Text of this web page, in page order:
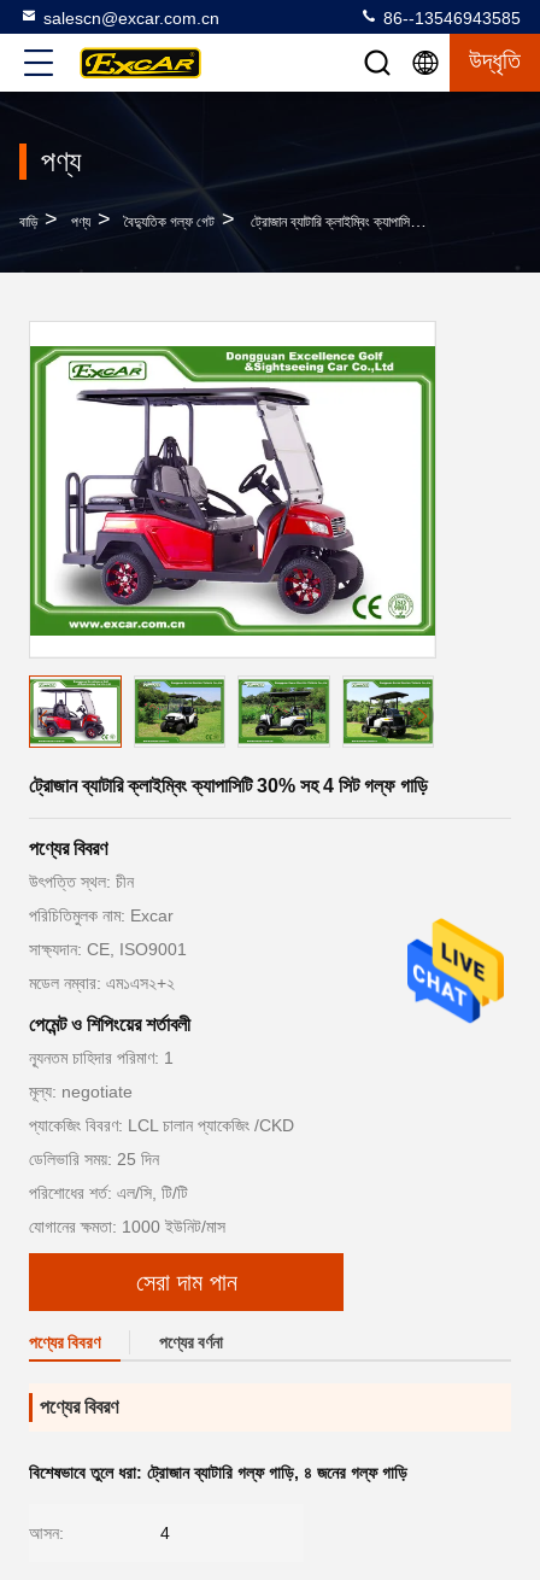
salescn@excar.com.cn 86--13546943585
উদ্ধৃতি
পণ্য
বাড়ি > পণ্য > বৈদ্যুতিক গল্ফ গেট > ট্রোজান ব্যাটারি ক্লাইম্বিং ক্যাপাসিটি 30% সহ 4 সিট গল্ফ গাড়ি
ট্রোজান ব্যাটারি ক্লাইম্বিং ক্যাপাসিটি 30% সহ 4 সিট গল্ফ গাড়ি
পণ্যের বিবরণ
উৎপত্তি স্থল: চীন
পরিচিতিমুলক নাম: Excar
সাক্ষ্যদান: CE, ISO9001
মডেল নম্বার: এম১এস২+২
পেমেন্ট ও শিপিংয়ের শর্তাবলী
ন্যূনতম চাহিদার পরিমাণ: 1
মূল্য: negotiate
প্যাকেজিং বিবরণ: LCL চালান প্যাকেজিং /CKD
ডেলিভারি সময়: 25 দিন
পরিশোধের শর্ত: এল/সি, টি/টি
যোগানের ক্ষমতা: 1000 ইউনিট/মাস
সেরা দাম পান
পণ্যের বিবরণ পণ্যের বর্ণনা
পণ্যের বিবরণ
বিশেষভাবে তুলে ধরা: ট্রোজান ব্যাটারি গল্ফ গাড়ি, ৪ জনের গল্ফ গাড়ি
আসন: 4